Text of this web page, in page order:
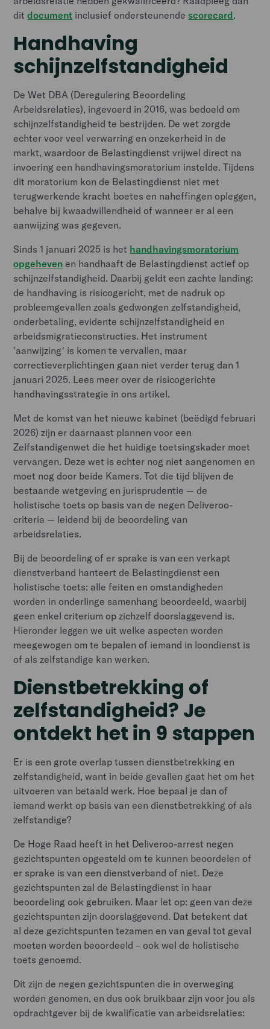
ditdocument inclusief ondersteunendescorecard.
Handhaving
schijnzelfstandigheid
De Wet DBA (Deregulering Beoordeling
Arbeidsrelaties), ingevoerd in 2016, was bedoeld om
schijnzelfstandigheid te bestrijden. De wet zorgde
echter voor veel verwarring en onzekerheid in de
markt, waardoor de Belastingdienst vrijwel direct na
invoering een handhavingsmoratorium instelde. Tijdens
dit moratorium kon de Belastingdienst niet met
terugwerkende kracht boetes en naheffingen opleggen,
behalve bij kwaadwillendheid of wanneer er al een
aanwijzing was gegeven.
Sinds 1 januari 2025 is het handhavingsmoratorium
opgeheven en handhaaft de Belastingdienst actief op
schijnzelfstandigheid. Daarbij geldt een zachte landing:
de handhaving is risicogericht, met de nadruk op
probleemgevallen zoals gedwongen zelfstandigheid,
onderbetaling, evidente schijnzelfstandigheid en
arbeidsmigratieconstructies. Het instrument
'aanwijzing' is komen te vervallen, maar
correctieverplichtingen gaan niet verder terug dan 1
januari 2025. Lees meer over de risicogerichte
handhavingsstrategie in ons artikel.
Met de komst van het nieuwe kabinet (beëdigd februari
2026) zijn er daarnaast plannen voor een
Zelfstandigenwet die het huidige toetsingskader moet
vervangen. Deze wet is echter nog niet aangenomen en
moet nog door beide Kamers. Tot die tijd blijven de
bestaande wetgeving en jurisprudentie — de
holistische toets op basis van de negen Deliveroo-
criteria — leidend bij de beoordeling van
arbeidsrelaties.
Bij de beoordeling of er sprake is van een verkapt
dienstverband hanteert de Belastingdienst een
holistische toets: alle feiten en omstandigheden
worden in onderlinge samenhang beoordeeld, waarbij
geen enkel criterium op zichzelf doorslaggevend is.
Hieronder leggen we uit welke aspecten worden
meegewogen om te bepalen of iemand in loondienst is
of als zelfstandige kan werken.
Dienstbetrekking of
zelfstandigheid? Je
ontdekt het in 9 stappen
Er is een grote overlap tussen dienstbetrekking en
zelfstandigheid, want in beide gevallen gaat het om het
uitvoeren van betaald werk. Hoe bepaal je dan of
iemand werkt op basis van een dienstbetrekking of als
zelfstandige?
De Hoge Raad heeft in het Deliveroo-arrest negen
gezichtspunten opgesteld om te kunnen beoordelen of
er sprake is van een dienstverband of niet. Deze
gezichtspunten zal de Belastingdienst in haar
beoordeling ook gebruiken. Maar let op: geen van deze
gezichtspunten zijn doorslaggevend. Dat betekent dat
al deze gezichtspunten tezamen en van geval tot geval
moeten worden beoordeeld – ook wel de holistische
toets genoemd.
Dit zijn de negen gezichtspunten die in overweging
worden genomen, en dus ook bruikbaar zijn voor jou als
opdrachtgever bij de kwalificatie van arbeidsrelaties: